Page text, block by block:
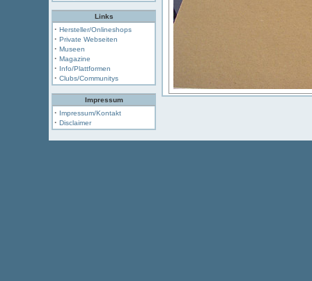
Links
· Hersteller/Onlineshops
· Private Webseiten
· Museen
· Magazine
· Info/Plattformen
· Clubs/Communitys
Impressum
· Impressum/Kontakt
· Disclaimer